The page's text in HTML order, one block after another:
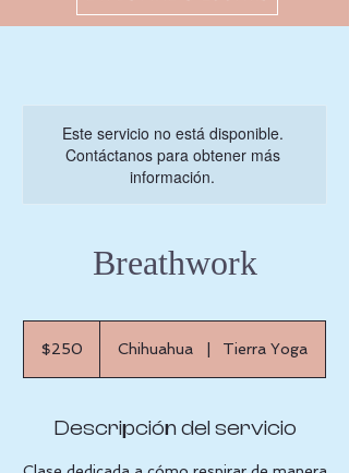
Este servicio no está disponible.
Contáctanos para obtener más
información.
Breathwork
mexicanos
$250 Chihuahua Tierra Yoga
Descripción del servicio